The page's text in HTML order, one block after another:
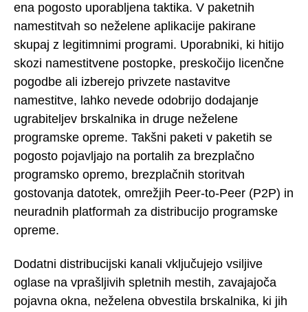
ena pogosto uporabljena taktika. V paketnih
namestitvah so neželene aplikacije pakirane
skupaj z legitimnimi programi. Uporabniki, ki hitijo
skozi namestitvene postopke, preskočijo licenčne
pogodbe ali izberejo privzete nastavitve
namestitve, lahko nevede odobrijo dodajanje
ugrabiteljev brskalnika in druge neželene
programske opreme. Takšni paketi v paketih se
pogosto pojavljajo na portalih za brezplačno
programsko opremo, brezplačnih storitvah
gostovanja datotek, omrežjih Peer-to-Peer (P2P) in
neuradnih platformah za distribucijo programske
opreme.
Dodatni distribucijski kanali vključujejo vsiljive
oglase na vprašljivih spletnih mestih, zavajajoča
pojavna okna, neželena obvestila brskalnika, ki jih